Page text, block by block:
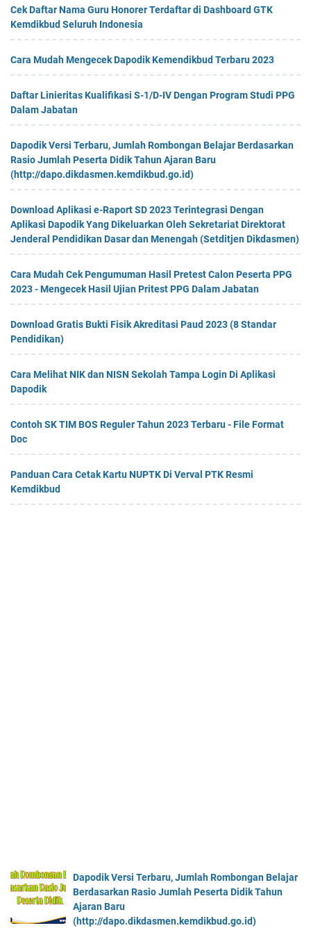
Cek Daftar Nama Guru Honorer Terdaftar di Dashboard GTK
Kemdikbud Seluruh Indonesia
Cara Mudah Mengecek Dapodik Kemendikbud Terbaru 2023
Daftar Linieritas Kualifikasi S-1/D-IV Dengan Program Studi PPG
Dalam Jabatan
Dapodik Versi Terbaru, Jumlah Rombongan Belajar Berdasarkan
Rasio Jumlah Peserta Didik Tahun Ajaran Baru
(http://dapo.dikdasmen.kemdikbud.go.id)
Download Aplikasi e-Raport SD 2023 Terintegrasi Dengan
Aplikasi Dapodik Yang Dikeluarkan Oleh Sekretariat Direktorat
Jenderal Pendidikan Dasar dan Menengah (Setditjen Dikdasmen)
Cara Mudah Cek Pengumuman Hasil Pretest Calon Peserta PPG
2023 - Mengecek Hasil Ujian Pritest PPG Dalam Jabatan
Download Gratis Bukti Fisik Akreditasi Paud 2023 (8 Standar
Pendidikan)
Cara Melihat NIK dan NISN Sekolah Tampa Login Di Aplikasi
Dapodik
Contoh SK TIM BOS Reguler Tahun 2023 Terbaru - File Format
Doc
Panduan Cara Cetak Kartu NUPTK Di Verval PTK Resmi
Kemdikbud
Dapodik Versi Terbaru, Jumlah Rombongan Belajar
Berdasarkan Rasio Jumlah Peserta Didik Tahun
Ajaran Baru
(http://dapo.dikdasmen.kemdikbud.go.id)